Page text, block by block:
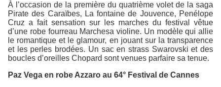
À l’occasion de la première du quatrième volet de la saga
Pirate des Caraïbes, La fontaine de Jouvence, Penélope
Cruz a fait sensation sur les marches du festival vêtue
d’une robe fourreau Marchesa violine. Un modèle qui allie
le romantique et le glamour, en jouant sur la transparence
et les perles brodées. Un sac en strass Swarovski et des
boucles d’oreilles Chopard sont venues parfaire sa tenue.
Paz Vega en robe Azzaro au 64° Festival de Cannes